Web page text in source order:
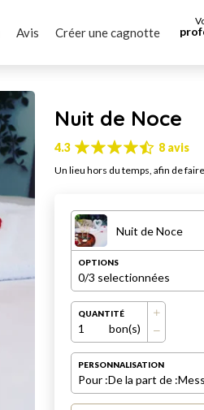
Avis Créer une cagnotte
Nuit de Noce
4.3 8 avis
Un lieu hors du temps, afin de
Nuit de Noce
OPTIONS
0/3 selectionnées
QUANTITÉ
1 bon(s)
PERSONNALISATION
Pour :De la part de :